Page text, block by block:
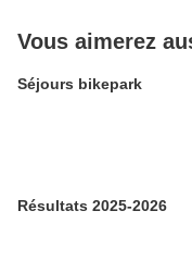
Vous aimerez
Séjours bikepark
Résultats 2025-2026